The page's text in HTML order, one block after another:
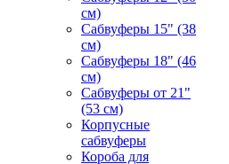
см)
Сабвуферы 15" (38
см)
Сабвуферы 18" (46
см)
Сабвуферы от 21"
(53 см)
Корпусные
сабвуферы
Короба для